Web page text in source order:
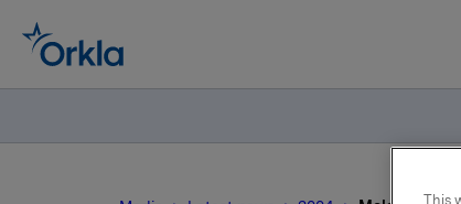
This